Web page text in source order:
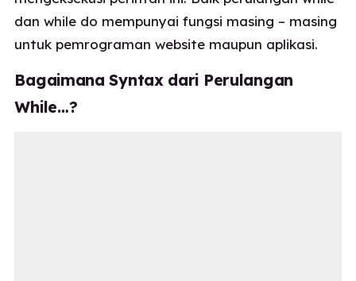
dan while do mempunyai fungsi masing – masing
untuk pemrograman website maupun aplikasi.
Bagaimana Syntax dari Perulangan
While…?